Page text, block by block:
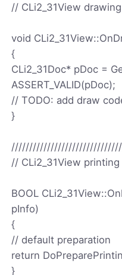
// CLi2_31View drawing
void
{
CLi2_31Doc* pDoc =
ASSERT_VALID(pDoc);
// TODO: add draw
}
// CLi2_31View printing
BOOL
pInfo)
{
// default preparation
return
}